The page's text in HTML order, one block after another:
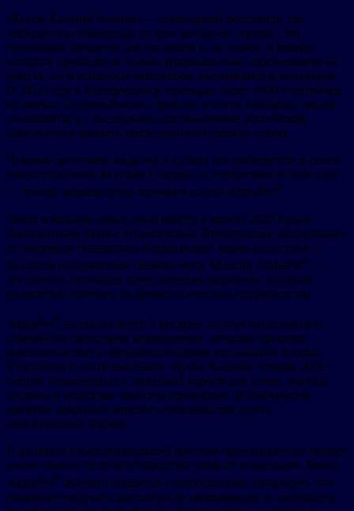
«Кубок Казачий Атаман» — ежегодный фестиваль, где
собираются собаководы со всех регионов страны. Это
настоящий праздник для питомцев и их хозяев, в рамках
которого проходят не только традиционные соревнования на
рингах, но и конкурсы чемпионов, питомников и хендлеров.
В 2022 году в Новороссийск приехали более 1000 участников
из разных уголков России. Зрители и гости выставки смогли
ознакомиться с последними достижениями российской
кинологии и увидеть представителей редких пород.
Помимо дипломов, медалей и кубков все победители в своем
классе получили вкусные подарки от генерального спонсора
— бренда кормов супер-премиум класса AlphaPet®.
Завод компании начал свою работу в апреле 2022 года в
Дмитровском районе Подмосковья. Предприятие оборудовано
по мировым стандартам и производит корма-холистики с
высоким содержанием свежего мяса. Миссия AlphaPet® —
обеспечить питомцев качественным рационом, который
полностью отвечает их физиологическим потребностям.
AlphaPet® на рынке всего 5 месяцев, но уже несколько раз
становился спонсором мероприятий, которые проводят
кинологические и фелинологические ассоциации России.
Участники и гости выставки «Кубок Казачий Атаман 2022»
смогли ознакомиться с линейкой кормов для собак, изучить
составы и полезные свойства продукции. В ближайшем
времени компания запустит производство сухих
монобелковых кормов.
В длинной товаропроводящей цепочке производителю бывает
очень сложно получить обратную связь от владельцев. Бренд
AlphaPet® активно общается с покупателями напрямую, что
позволяет получать достоверную информацию о продукции